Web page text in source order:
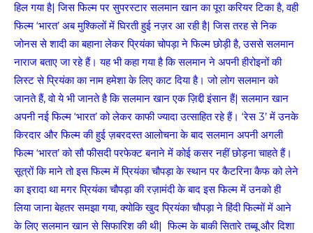
हिल गया है| जिस फिल्म पर सुपरस्टार सलमान खान का पूरा करियर टिका है, वही
फिल्म ‘भारत’ अब मुश्किलों में घिरती हुई नज़र आ रही है| जिस तरह से निक
जोनस से शादी का बहाना लेकर प्रियंका चोपड़ा ने फिल्म छोड़ी है, उससे सलमान
नाराज बताए जा रहे हैं। यह भी कहा गया है कि सलमान ने अपनी हीरोइनों की
लिस्ट से प्रियंका का नाम हमेशा के लिए काट दिया है। जो लोग सलमान को
जानते हैं, वो ये भी जानते है कि सलमान खान एक ज़िद्दी इंसान हैं| सलमान खान
अपनी नई फिल्म ‘भारत’ को लेकर काफी ज्यादा उत्साहित रहे हैं। ‘रेस 3’ में उनके
किरदार और फिल्म की हुई ज़बरदस्त आलोचना के बाद सलमान अपनी अगली
फिल्म ‘भारत’ को सौ फीसदी परफेक्ट बनाने में कोई कसर नहीं छोड़ना चाहते हैं।
सूत्रों कि माने तो इस फिल्म में प्रियंका चौपड़ा के स्थान पर कैटरिना कैफ को लेने
का इरादा था मगर प्रियंका चौपड़ा की रज़ामंदी के बाद इस फिल्म में उनको ही
लिया जाना बेहतर समझा गया, क्योकि खुद प्रियंका चौपड़ा ने हिंदी फिल्मों में आने
के लिए सलमान खान से सिफारिश की थी| फिल्म के बाकी सितारे तब्बू और दिशा